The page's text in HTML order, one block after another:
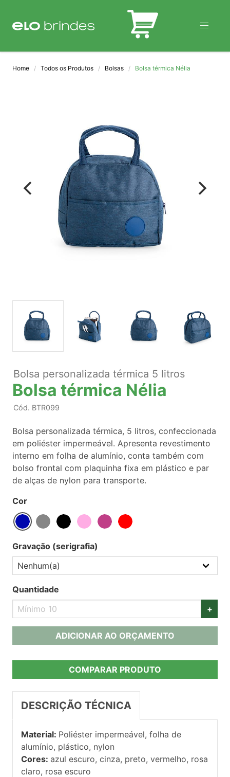
BLOG
Home Todos os Produtos Bolsas Bolsa térmica Nélia
Bolsa personalizada térmica 5 litros
Bolsa térmica Nélia
Cód. BTR099
Bolsa personalizada térmica, 5 litros, confeccionada
em poliéster impermeável. Apresenta revestimento
interno em folha de alumínio, conta também com
bolso frontal com plaquinha fixa em plástico e par
de alças de nylon para transporte.
Cor
Gravação (serigrafia)
Quantidade
+
ADICIONAR AO ORÇAMENTO
COMPARAR PRODUTO
DESCRIÇÃO TÉCNICA
Material: Poliéster impermeável, folha de
alumínio, plástico, nylon
Cores: azul escuro, cinza, preto, vermelho, rosa
claro, rosa escuro